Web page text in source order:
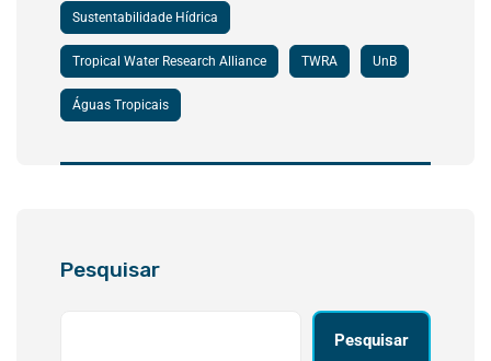
Sustentabilidade Hídrica
Tropical Water Research Alliance TWRA UnB
Águas Tropicais
Pesquisar
Pesquisar